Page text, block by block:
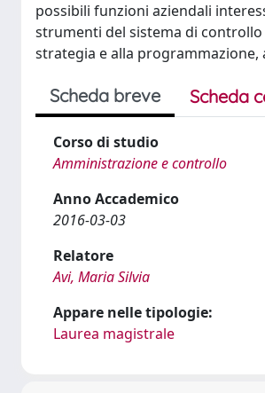
possibili funzioni aziendali
strumenti del sistema di
strategia e alla
Scheda breve Scheda
Corso di studio
Amministrazione e controllo
Anno Accademico
2016-03-03
Relatore
Avi, Maria Silvia
Appare nelle tipologie:
Laurea magistrale